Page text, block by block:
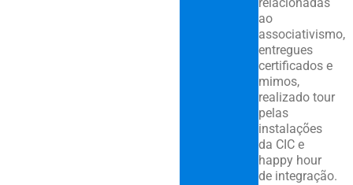
relacionadas
ao
associativismo,
entregues
certificados e
mimos,
realizado tour
pelas
instalações
da CIC e
happy hour
de integração.